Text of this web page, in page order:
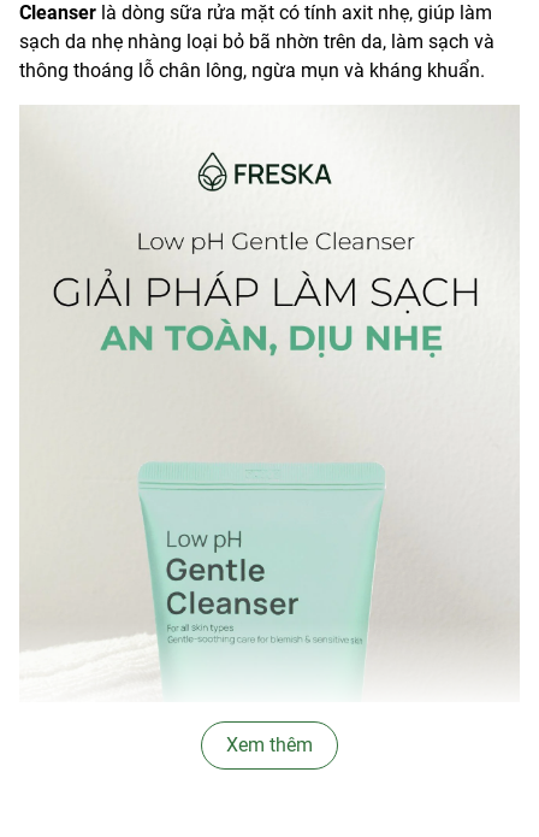
Cleanser là dòng sữa rửa mặt có tính axit nhẹ, giúp làm
sạch da nhẹ nhàng loại bỏ bã nhờn trên da, làm sạch và
thông thoáng lỗ chân lông, ngừa mụn và kháng khuẩn.
Xem thêm